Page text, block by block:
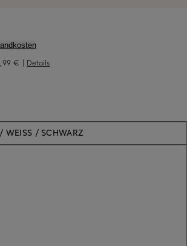
€ | Details
WEISS / SCHWARZ